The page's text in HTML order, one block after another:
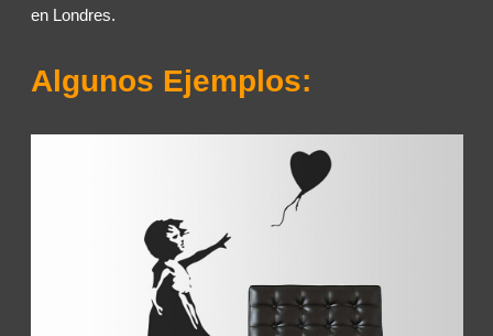
en Londres.
Algunos Ejemplos: